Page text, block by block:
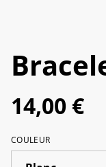
14,00 €
COULEUR